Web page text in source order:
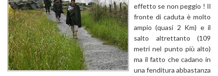
effetto se non peggio ! Il
fronte di caduta è molto
ampio (quasi 2 Km) e il
salto altrettanto (109
metri nel punto più alto)
ma il fatto che cadano in
una fenditura abbastanza